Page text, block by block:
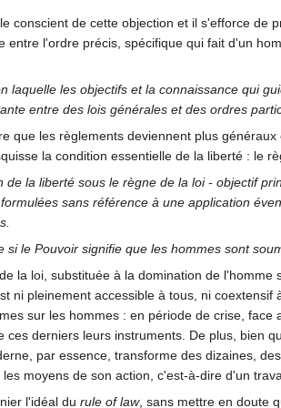
conscient de cette objection et il s'efforce
entre l'ordre précis, spécifique qui fait d'un
laquelle les objectifs et la connaissance qui
entre des lois générales et des ordres
que les règlements deviennent plus
la condition essentielle de la liberté : le
de la liberté sous le règne de la loi - objectif
sans référence à une application
si le Pouvoir signifie que les hommes sont
la loi, substituée à la domination de
ni pleinement accessible à tous, ni
sur les hommes : en période de crise,
ces derniers leurs instruments. De plus, bien
par essence, transforme des dizaines,
moyens de son action, c'est-à-dire d'un
l'idéal du rule of law, sans mettre en doute